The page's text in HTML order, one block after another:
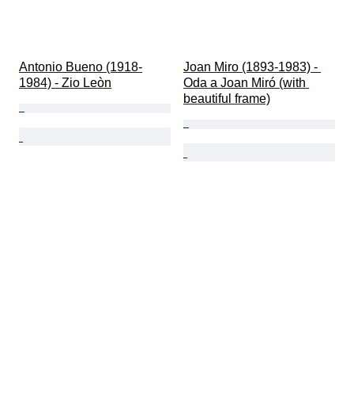
Antonio Bueno (1918-
1984) - Zio Leòn
Joan Miro (1893-1983) -
Oda a Joan Miró (with
beautiful frame)